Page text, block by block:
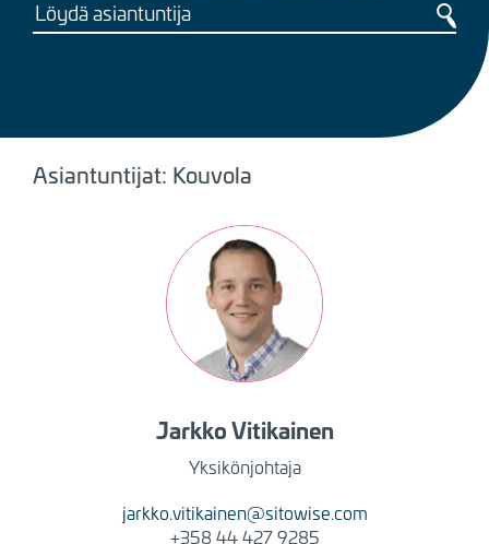
Asiantuntijat: Kouvola
JarkkoVitikainen
Yksikönjohtaja
jarkko.vitikainen@sitowise.com
+358 44 427 9285